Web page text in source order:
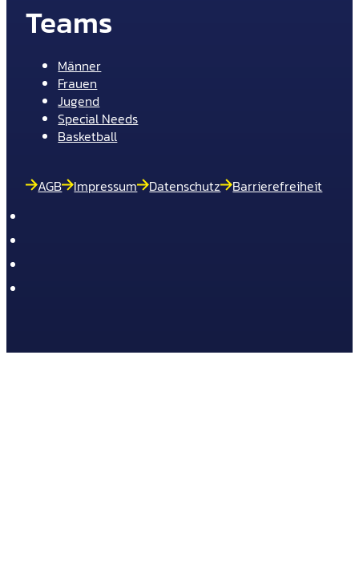
Teams
Männer
Frauen
Jugend
Special Needs
Basketball
AGB Impressum Datenschutz Barrierefreiheit